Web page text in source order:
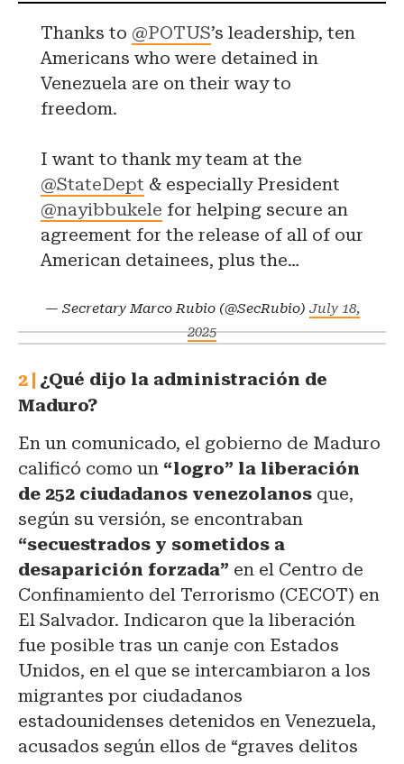
Thanks to @POTUS’s leadership, ten
Americans who were detained in
Venezuela are on their way to
freedom.
I want to thank my team at the
@StateDept & especially President
@nayibbukele for helping secure an
agreement for the release of all of our
American detainees, plus the…
— Secretary Marco Rubio (@SecRubio) July 18,
2025
¿Qué dijo la administración de
Maduro?
En un comunicado, el gobierno de Maduro
calificó como un “logro” la liberación
de 252 ciudadanos venezolanos que,
según su versión, se encontraban
“secuestrados y sometidos a
desaparición forzada” en el Centro de
Confinamiento del Terrorismo (CECOT) en
El Salvador. Indicaron que la liberación
fue posible tras un canje con Estados
Unidos, en el que se intercambiaron a los
migrantes por ciudadanos
estadounidenses detenidos en Venezuela,
acusados según ellos de “graves delitos